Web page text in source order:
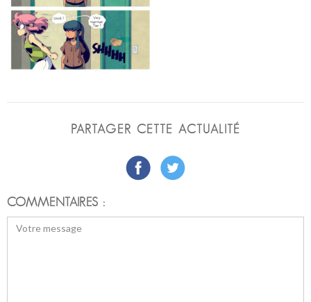
PARTAGER CETTE ACTUALITÉ
COMMENTAIRES :